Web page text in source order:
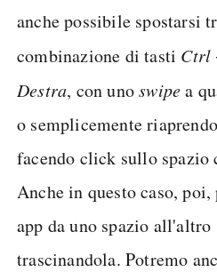
anche possibile spostarsi
combinazione di tasti Ctrl
Destra, con unoswipea
o semplicemente
facendo click sullo spazio
Anche in questo caso,
app da uno spazio
trascinandola. Potremo